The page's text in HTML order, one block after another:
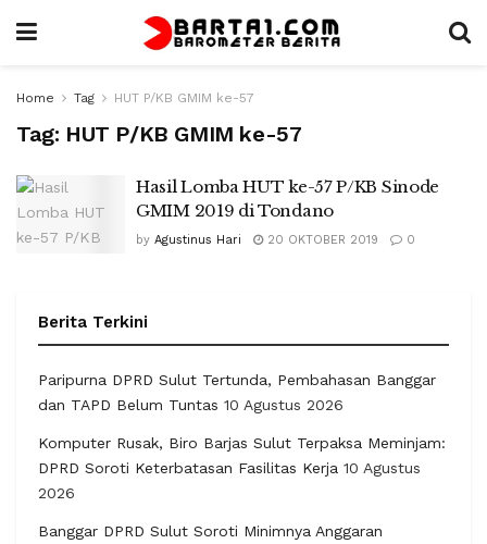
Home Tag HUT P/KB GMIM ke-57
Tag: HUT P/KB GMIM ke-57
Hasil Lomba HUT ke-57 P/KB Sinode
GMIM 2019 di Tondano
by Agustinus Hari 20 OKTOBER 2019 0
Berita Terkini
Paripurna DPRD Sulut Tertunda, Pembahasan Banggar
dan TAPD Belum Tuntas 10 Agustus 2026
Komputer Rusak, Biro Barjas Sulut Terpaksa Meminjam:
DPRD Soroti Keterbatasan Fasilitas Kerja 10 Agustus
2026
Banggar DPRD Sulut Soroti Minimnya Anggaran